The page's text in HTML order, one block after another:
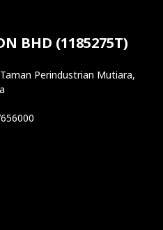
BHD (1185275T)
Perindustrian Mutiara,